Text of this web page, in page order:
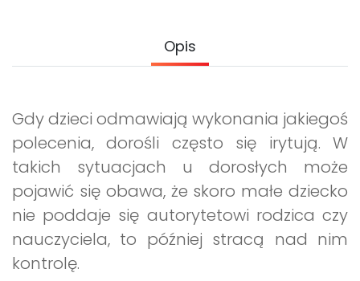
Opis
Gdy dzieci odmawiają wykonania jakiegoś
polecenia, dorośli często się irytują. W
takich sytuacjach u dorosłych może
pojawić się obawa, że skoro małe dziecko
nie poddaje się autorytetowi rodzica czy
nauczyciela, to później stracą nad nim
kontrolę.